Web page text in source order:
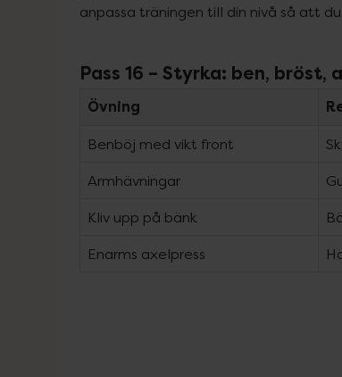
anpassa träningen till din nivå så att
Pass 16 – Styrka: ben, bröst,
Övning
Benböj med vikt front
Armhävningar
Kliv upp på bänk
Enarms axelpress